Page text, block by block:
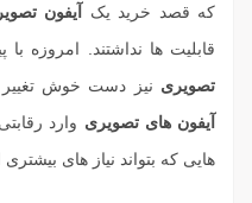
که قصد خرید یک
آیفون
قابلیت ها نداشتند. امروزه
تصویری نیز دست خوش
آیفون های تصویری وارد
هایی که بتواند نیاز های